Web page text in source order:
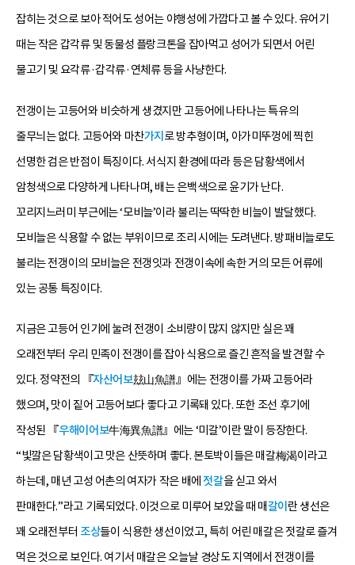
잡히는 것으로 보아 적어도 성어는 야행성에 가깝다고 볼 수 있다. 유어기
때는 작은 갑각류 및 동물성 플랑크톤을 잡아먹고 성어가 되면서 어린
물고기 및 요각류·갑각류·연체류 등을 사냥한다.
전갱이는 고등어와 비슷하게 생겼지만 고등어에 나타나는 특유의
줄무늬는 없다. 고등어와 마찬가지 로 방추형이며, 아가미뚜껑에 찍힌
선명한 검은 반점이 특징이다. 서식지 환경에 따라 등은 담황색에서
암청색으로 다양하게 나타나며, 배는 은백색으로 윤기가 난다.
꼬리지느러미 부근에는 ‘모비늘’이라 불리는 딱딱한 비늘이 발달했다.
모비늘은 식용할 수 없는 부위이므로 조리 시에는 도려낸다. 방패비늘로도
불리는 전갱이의 모비늘은 전갱잇과 전갱이속에 속한 거의 모든 어류에
있는 공통 특징이다.
지금은 고등어 인기에 눌려 전갱이 소비량이 많지 않지만 실은 꽤
오래전부터 우리 민족이 전갱이를 잡아 식용으로 즐긴 흔적을 발견할 수
있다. 정약전의 『자산어보玆山魚譜』에는 전갱이를 가짜 고등어라
했으며, 맛이 짙어 고등어보다 좋다고 기록돼 있다. 또한 조선 후기에
작성된 『우해이어보牛海異魚譜』에는 ‘미갈’이란 말이 등장한다.
“빛깔은 담황색이고 맛은 산뜻하며 좋다. 본토박이들은 매갈梅渴이라고
하는데, 매년 고성 어촌의 여자가 작은 배에젓갈을 싣고 와서
판매한다.”라고 기록되었다. 이것으로 미루어 보았을 때 매갈이 란 생선은
꽤 오래전부터 조상들이 식용한 생선이었고, 특히 어린 매갈은 젓갈로 즐겨
먹은 것으로 보인다. 여기서 매갈은 오늘날 경상도 지역에서 전갱이를